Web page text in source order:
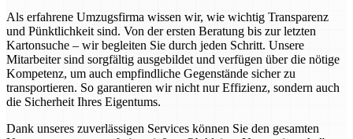
Als erfahrene Umzugsfirma wissen wir, wie wichtig Transparenz
und Pünktlichkeit sind. Von der ersten Beratung bis zur letzten
Kartonsuche – wir begleiten Sie durch jeden Schritt. Unsere
Mitarbeiter sind sorgfältig ausgebildet und verfügen über die nötige
Kompetenz, um auch empfindliche Gegenstände sicher zu
transportieren. So garantieren wir nicht nur Effizienz, sondern auch
die Sicherheit Ihres Eigentums.
Dank unseres zuverlässigen Services können Sie den gesamten